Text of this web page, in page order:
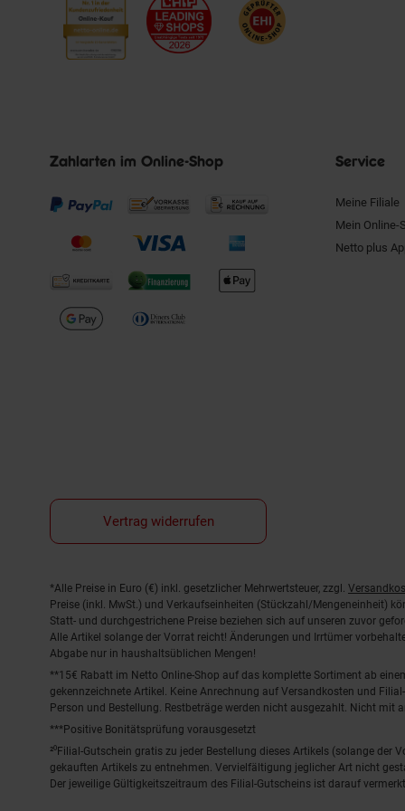
Zahlarten im Online-Shop Service
Meine Filiale
Mein Online-
Netto plus
Vertrag widerrufen
Fußnoten
*Alle Preise in Euro (€) inkl. gesetzlicher Mehrwertsteuer, zzgl.
Preise (inkl. MwSt.) und Verkaufseinheiten (Stückzahl/Mengeneinheit)
Statt- und durchgestrichene Preise beziehen sich auf unseren zuvor
Alle Artikel solange der Vorrat reicht! Änderungen und Irrtümer
Abgabe nur in haushaltsüblichen Mengen!
**15€ Rabatt im Netto Online-Shop auf das komplette Sortiment ab
gekennzeichnete Artikel. Keine Anrechnung auf Versandkosten und
Person und Bestellung. Restbeträge werden nicht ausgezahlt. Nicht mit
***Positive Bonitätsprüfung vorausgesetzt
²⁰Filial-Gutschein gratis zu jeder Bestellung dieses Artikels (solange
gekauften Artikels zu entnehmen. Vervielfältigung jeglicher Art nicht
Der jeweilige Gültigkeitszeitraum des Filial-Gutscheins ist darauf vermerkt.